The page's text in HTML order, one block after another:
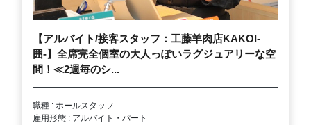
【アルバイト/接客スタッフ：工藤羊肉店KAKOI-
囲-】全席完全個室の大人っぽいラグジュアリーな空
間！≪2週毎のシ...
職種 : ホールスタッフ
雇用形態 : アルバイト・パート